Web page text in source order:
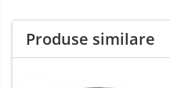
Produse similare